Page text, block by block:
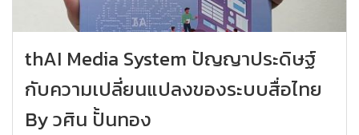
thAI Media System ปัญญาประดิษฐ์
กับความเปลี่ยนแปลงของระบบสื่อไทย
By วศิน ปั้นทอง